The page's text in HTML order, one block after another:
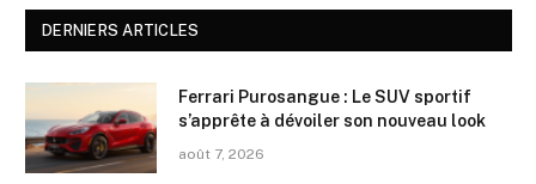
DERNIERS ARTICLES
Ferrari Purosangue : Le SUV sportif
s’apprête à dévoiler son nouveau look
août 7, 2026